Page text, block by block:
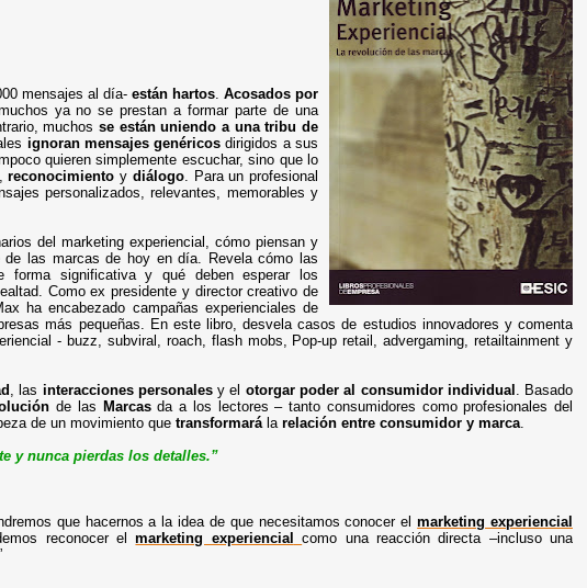
mensajes al día- están hartos. Acosados por
ya no se prestan a formar parte de una
muchosse están uniendo a una tribu de
ignoran mensajes genéricos dirigidos a sus
quieren simplemente escuchar, sino que lo
reconocimiento y diálogo. Para un profesional
personalizados, relevantes, memorables y
del marketing experiencial, cómo piensan y
las marcas de hoy en día. Revela cómo las
forma significativa y qué deben esperar los
Como ex presidente y director creativo de
ha encabezado campañas experienciales de
más pequeñas. En este libro, desvela casos de estudios innovadores y comenta
- buzz, subviral, roach, flash mobs, Pop-up retail, advergaming, retailtainment y
, las interacciones personalesy el otorgar poder al consumidor individual . Basado
de las Marcasda a los lectores – tanto consumidores como profesionales del
de un movimiento quetransformarálarelación entre consumidor y marca.
y nunca pierdas los detalles.”
que hacernos a la idea de que necesitamos conocer elmarketing experiencial
reconocer elmarketing experiencial
como una reacción directa –incluso una